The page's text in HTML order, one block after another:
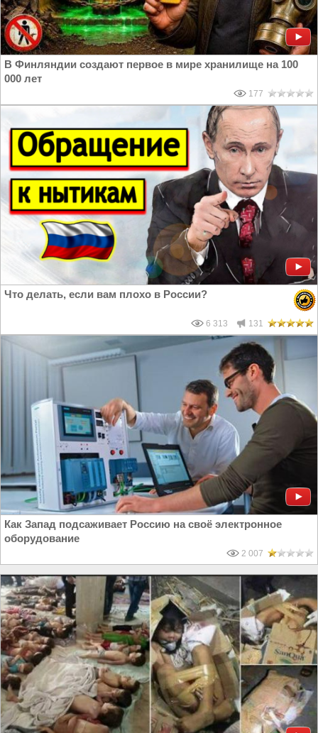
В Финляндии создают первое в мире хранилище на 100
000 лет
177
Что делать, если вам плохо в России?
6 313 131
Как Запад подсаживает Россию на своё электронное
оборудование
2 007